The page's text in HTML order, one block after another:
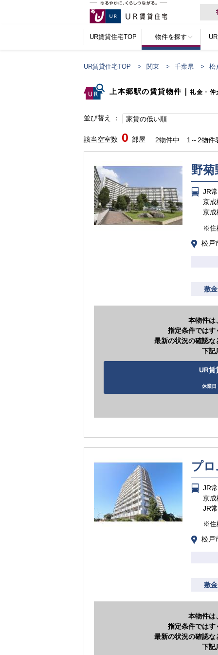
UR賃貸住宅TOP 物件を探す
UR賃貸住宅TOP 関東 千葉県 松
上本郷駅の賃貸物件 ｜礼金・仲
並び替え 家賃の低い順
該当空室数 0 部屋 2物件中 1～2物件
野菊
JR
京
京
※住
松戸
敷金
本物件は
指定条件ではす
最新の状況の確認な
下記
UR
休業日
プ
JR
京
JR
※住
松戸
敷金
本物件は
指定条件ではす
最新の状況の確認な
下記